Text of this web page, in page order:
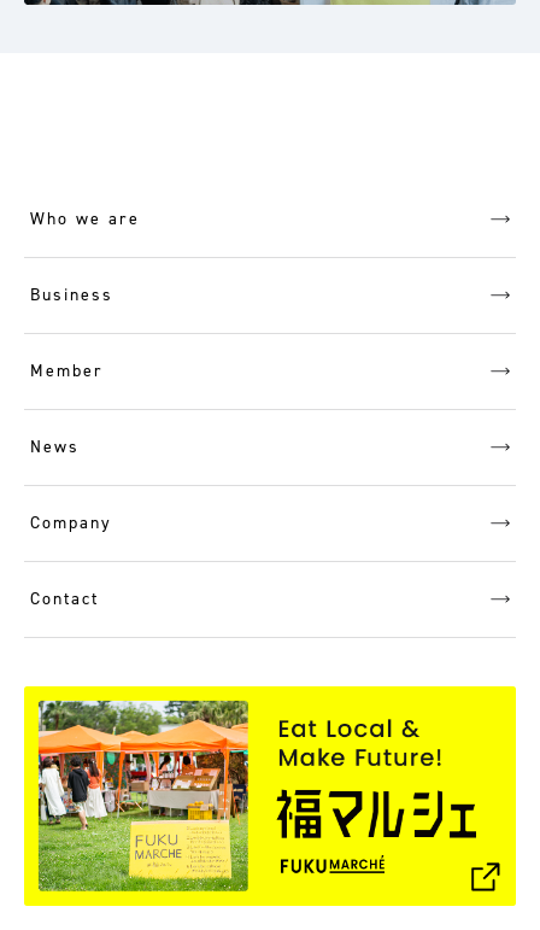
Who we are
Business
Member
News
Company
Contact